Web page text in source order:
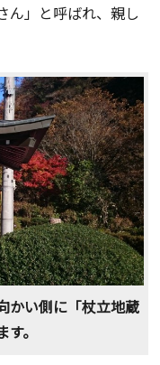
ん」と呼ばれ、親し
かい側に「杖立地蔵
。